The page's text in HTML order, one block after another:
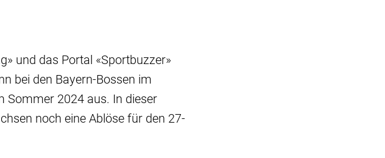
und das Portal «Sportbuzzer»
bei den Bayern-Bossen im
Sommer 2024 aus. In dieser
noch eine Ablöse für den 27-